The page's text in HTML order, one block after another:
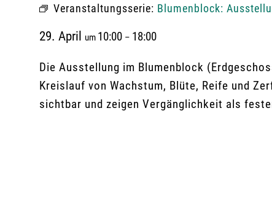
Veranstaltungsserie: Blumenblock:
29. April um 10:00 – 18:00
Die Ausstellung im Blumenblock
Kreislauf von Wachstum, Blüte, Reife und
sichtbar und zeigen Vergänglichkeit als